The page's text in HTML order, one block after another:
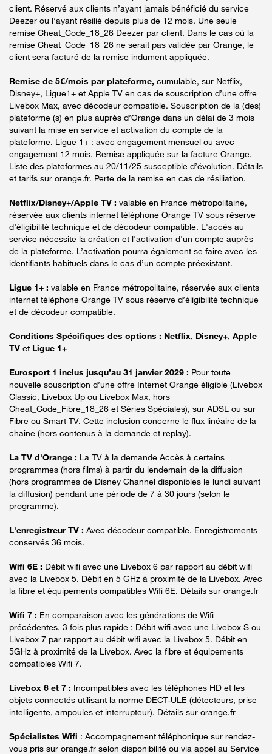
client. Réservé aux clients n’ayant jamais bénéficié du service
Deezer ou l’ayant résilié depuis plus de 12 mois. Une seule
remise Cheat_Code_18_26 Deezer par client. Dans le cas où la
remise Cheat_Code_18_26 ne serait pas validée par Orange, le
client sera facturé de la remise indument appliquée.
Remise de 5€/mois par plateforme, cumulable, sur Netflix,
Disney+, Ligue1+ et Apple TV en cas de souscription d’une offre
Livebox Max, avec décodeur compatible. Souscription de la (des)
plateforme (s) en plus auprès d’Orange dans un délai de 3 mois
suivant la mise en service et activation du compte de la
plateforme. Ligue 1+ : avec engagement mensuel ou avec
engagement 12 mois. Remise appliquée sur la facture Orange.
Liste des plateformes au 20/11/25 susceptible d’évolution. Détails
et tarifs sur orange.fr. Perte de la remise en cas de résiliation.
Netflix/Disney+/Apple TV : valable en France métropolitaine,
réservée aux clients internet téléphone Orange TV sous réserve
d’éligibilité technique et de décodeur compatible. L'accès au
service nécessite la création et l'activation d'un compte auprès
de la plateforme. L’activation pourra également se faire avec les
identifiants habituels dans le cas d’un compte préexistant.
Ligue 1+ : valable en France métropolitaine, réservée aux clients
internet téléphone Orange TV sous réserve d’éligibilité technique
et de décodeur compatible.
Conditions Spécifiques des options : Netflix, Disney+, Apple
TV et Ligue 1+
Eurosport 1 inclus jusqu’au 31 janvier 2029 : Pour toute
nouvelle souscription d’une offre Internet Orange éligible (Livebox
Classic, Livebox Up ou Livebox Max, hors
Cheat_Code_Fibre_18_26 et Séries Spéciales), sur ADSL ou sur
Fibre ou Smart TV. Cette inclusion concerne le flux linéaire de la
chaine (hors contenus à la demande et replay).
La TV d'Orange : La TV à la demande Accès à certains
programmes (hors films) à partir du lendemain de la diffusion
(hors programmes de Disney Channel disponibles le lundi suivant
la diffusion) pendant une période de 7 à 30 jours (selon le
programme).
L'enregistreur TV : Avec décodeur compatible. Enregistrements
conservés 36 mois.
Wifi 6E : Débit wifi avec une Livebox 6 par rapport au débit wifi
avec la Livebox 5. Débit en 5 GHz à proximité de la Livebox. Avec
la fibre et équipements compatibles Wifi 6E. Détails sur orange.fr
Wifi 7 : En comparaison avec les générations de Wifi
précédentes. 3 fois plus rapide : Débit wifi avec une Livebox S ou
Livebox 7 par rapport au débit wifi avec la Livebox 5. Débit en
5GHz à proximité de la Livebox. Avec la fibre et équipements
compatibles Wifi 7.
Livebox 6 et 7 : Incompatibles avec les téléphones HD et les
objets connectés utilisant la norme DECT-ULE (détecteurs, prise
intelligente, ampoules et interrupteur). Détails sur orange.fr
Spécialistes Wifi : Accompagnement téléphonique sur rendez-
vous pris sur orange.fr selon disponibilité ou via appel au Service